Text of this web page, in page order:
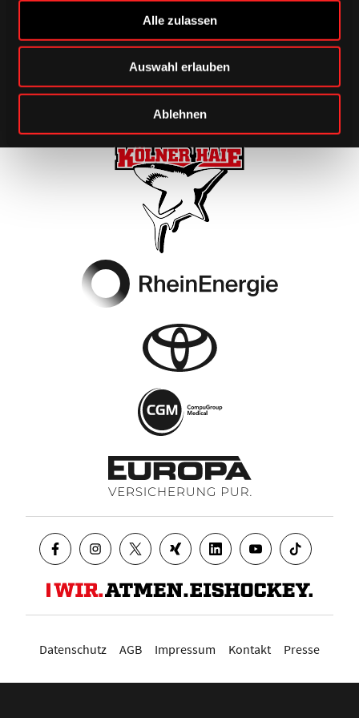
Alle zulassen
Auswahl erlauben
Ablehnen
PLATTFORMBETRIEB
Datenschutz AGB Impressum Kontakt Presse